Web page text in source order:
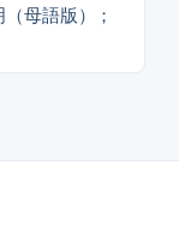
母語版）；